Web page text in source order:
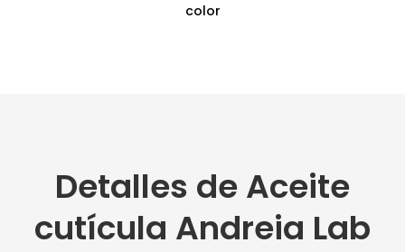
color
Detalles de Aceite
cutícula Andreia Lab